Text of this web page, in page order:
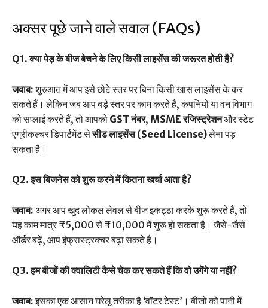
अक्सर पूछे जाने वाले सवाल (FAQs)
Q1. क्या पेड़ के बीज बेचने के लिए किसी लाइसेंस की जरूरत होती है?
जवाब:शुरुआत में आप इसे छोटे स्तर पर बिना किसी खास लाइसेंस के कर
सकते हैं। लेकिन जब आप बड़े स्तर पर काम करते हैं, कंपनियों या वन विभाग
को सप्लाई करते हैं, तो आपको GST नंबर, MSME रजिस्ट्रेशनऔर स्टेट
एग्रीकल्चर डिपार्टमेंट सेसीड लाइसेंस (Seed License)लेना पड़
सकता है।
Q2. इस बिजनेस को शुरू करने में कितना खर्चा आता है?
जवाब: अगर आप खुद लोकल लेवल से बीज इकट्ठा करके शुरू करते हैं, तो
यह काम मात्र ₹5,000 से ₹10,000 में शुरू हो सकता है। जैसे-जैसे
ऑर्डर बढ़ें, आप इंफ्रास्ट्रक्चर बढ़ा सकते हैं।
Q3. हम बीजों की क्वालिटी कैसे चेक कर सकते हैं कि वो उगेंगे या नहीं?
जवाब:इसका एक आसान घरेलू तरीका है ‘वॉटर टेस्ट’। बीजों को पानी में